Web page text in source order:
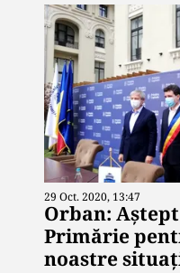
29 Oct. 2020, 13:47
Orban:
Primărie
noastre